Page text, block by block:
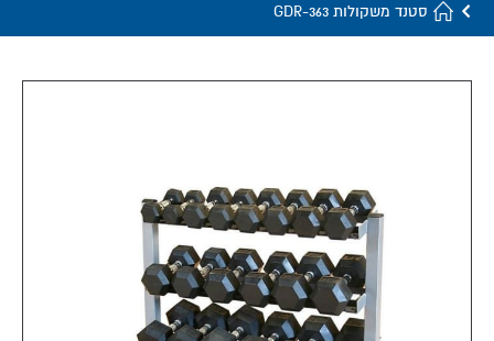
סטנד משקולות GDR-363